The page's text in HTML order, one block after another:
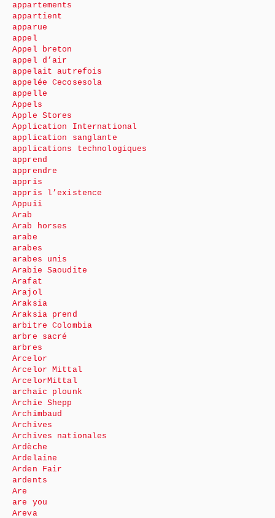
appartements
appartient
apparue
appel
Appel breton
appel d’air
appelait autrefois
appelée Cecosesola
appelle
Appels
Apple Stores
Application International
application sanglante
applications technologiques
apprend
apprendre
appris
appris l’existence
Appuii
Arab
Arab horses
arabe
arabes
arabes unis
Arabie Saoudite
Arafat
Arajol
Araksia
Araksia prend
arbitre Colombia
arbre sacré
arbres
Arcelor
Arcelor Mittal
ArcelorMittal
archaïc plounk
Archie Shepp
Archimbaud
Archives
Archives nationales
Ardèche
Ardelaine
Arden Fair
ardents
Are
are you
Areva